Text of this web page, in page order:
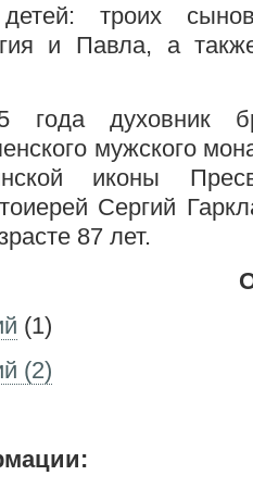
троих
и Павла, а
года духовник
мужского
иконы
Сергий
87 лет.
(1)
(2)